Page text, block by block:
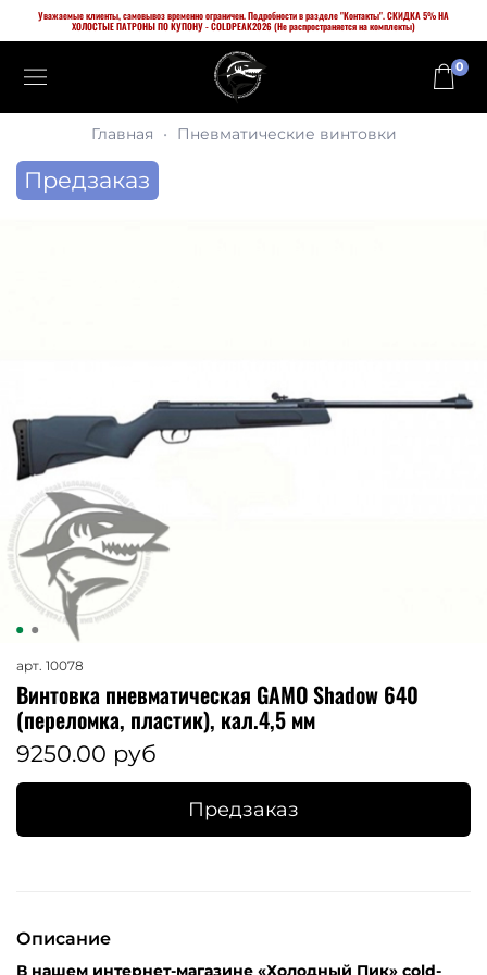
Уважаемые клиенты, самовывоз временно ограничен. Подробности в разделе "Контакты". СКИДКА 5% НА
ХОЛОСТЫЕ ПАТРОНЫ ПО КУПОНУ - COLDPEAK2026 (Не распространяется на комплекты)
0
Главная Пневматические винтовки
Предзаказ
арт. 10078
Винтовка пневматическая GAMO Shadow 640
(переломка, пластик), кал.4,5 мм
9250.00 руб
Предзаказ
Описание
В нашем интернет-магазине «Холодный Пик» cold-